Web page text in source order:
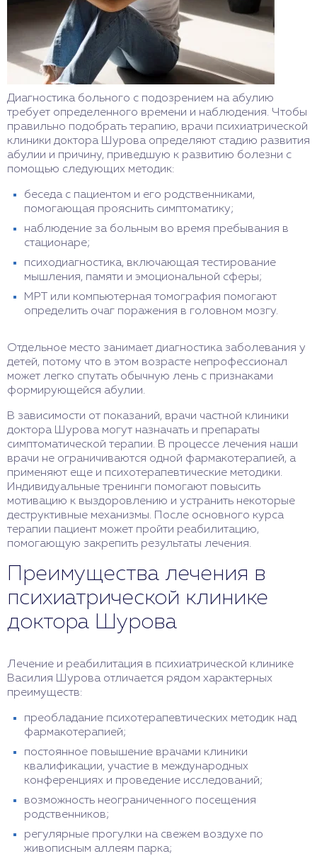
Диагностика больного с подозрением на абулию
требует определенного времени и наблюдения. Чтобы
правильно подобрать терапию, врачи психиатрической
клиники доктора Шурова определяют стадию развития
абулии и причину, приведшую к развитию болезни с
помощью следующих методик:
беседа с пациентом и его родственниками,
помогающая прояснить симптоматику;
наблюдение за больным во время пребывания в
стационаре;
психодиагностика, включающая тестирование
мышления, памяти и эмоциональной сферы;
МРТ или компьютерная томография помогают
определить очаг поражения в головном мозгу.
Отдельное место занимает диагностика заболевания у
детей, потому что в этом возрасте непрофессионал
может легко спутать обычную лень с признаками
формирующейся абулии.
В зависимости от показаний, врачи частной клиники
доктора Шурова могут назначать и препараты
симптоматической терапии. В процессе лечения наши
врачи не ограничиваются одной фармакотерапией, а
применяют еще и психотерапевтические методики.
Индивидуальные тренинги помогают повысить
мотивацию к выздоровлению и устранить некоторые
деструктивные механизмы. После основного курса
терапии пациент может пройти реабилитацию,
помогающую закрепить результаты лечения.
Преимущества лечения в
психиатрической клинике
доктора Шурова
Лечение и реабилитация в психиатрической клинике
Василия Шурова отличается рядом характерных
преимуществ:
преобладание психотерапевтических методик над
фармакотерапией;
постоянное повышение врачами клиники
квалификации, участие в международных
конференциях и проведение исследований;
возможность неограниченного посещения
родственников;
регулярные прогулки на свежем воздухе по
живописным аллеям парка;